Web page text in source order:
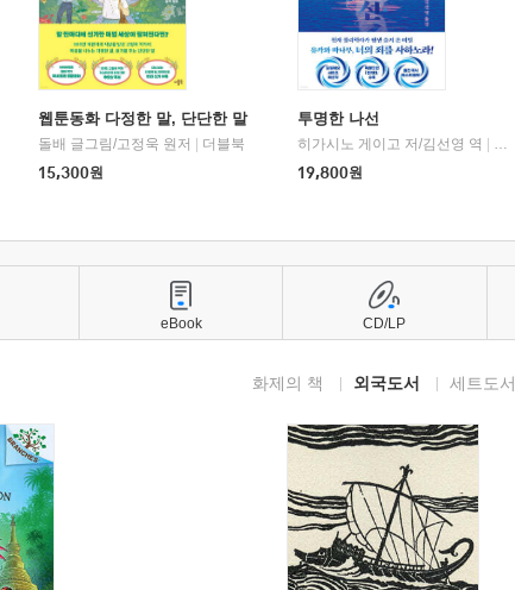
웹툰동화 다정한 말, 단단한 말
돌배 글그림/고정욱 원저
더블북
15,300원
투명한 나선
히가시노 게이고 저/김선영 역
북다
19,800원
화제의 책 외국도서 세트도서
eBook CD/LP